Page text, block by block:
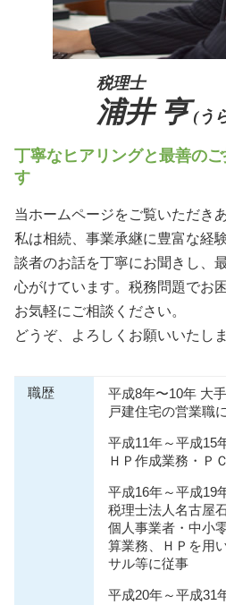
税理士
浦井 亨 (う
丁寧なヒアリングと最善の
す
当ホームページをご覧いただき
私は相続、事業承継に豊富な経
談者のお話を丁寧にお聞きし、
心がけています。税務問題でお
お気軽にご相談ください。
どうぞ、よろしくお願いいたしま
職歴
平成8年〜10年 大
戸建住宅の営業職
平成11年～平成
ＨＰ作成業務・Ｐ
平成16年～平成
税理士法人名古屋
個人事業者・中小
算業務、ＨＰを用
サル等に従事
平成20年～平成